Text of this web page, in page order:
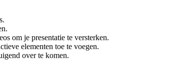
om je presentatie te versterken.
elementen toe te voegen.
over te komen.